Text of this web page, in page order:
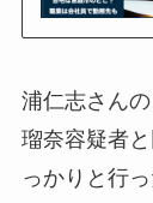
浦仁志さん
瑠奈容疑者
っかりと行